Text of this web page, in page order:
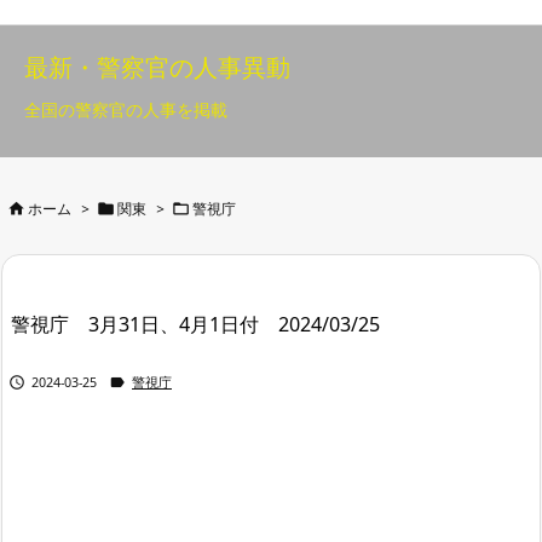
最新・警察官の人事異動
全国の警察官の人事を掲載
 ホーム >  関東 >  警視庁
警視庁 3月31日、4月1日付 2024/03/25
 2024-03-25  警視庁